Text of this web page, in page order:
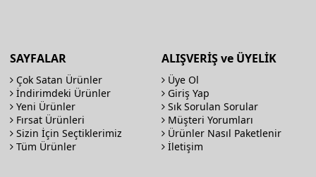
SAYFALAR
Çok Satan Ürünler
İndirimdeki Ürünler
Yeni Ürünler
Fırsat Ürünleri
Sizin İçin Seçtiklerimiz
Tüm Ürünler
ALIŞVERİŞ ve ÜYELİK
Üye Ol
Giriş Yap
Sık Sorulan Sorular
Müşteri Yorumları
Ürünler Nasıl Paketlenir
İletişim